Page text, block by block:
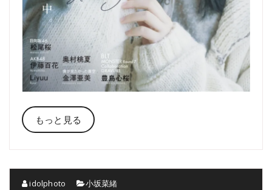
もっと見る
idolphoto 小坂菜緒